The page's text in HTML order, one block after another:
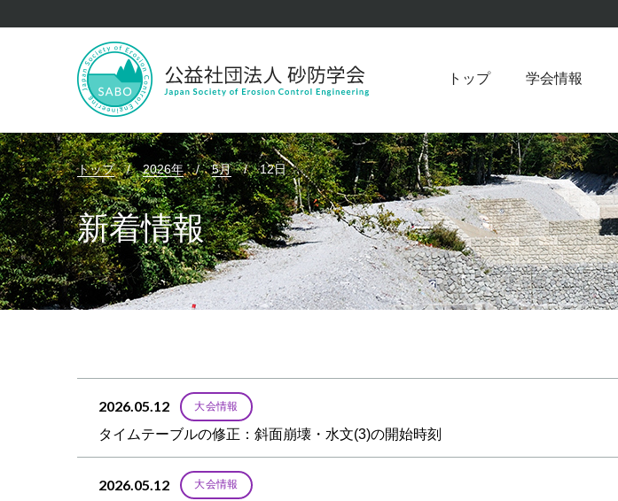
トップ 学会情報
新着情報
トップ / 2026年 / 5月 / 12日
2026.05.12 大会情報
タイムテーブルの修正：斜面崩壊・⽔文(3)の開始時刻
2026.05.12 大会情報